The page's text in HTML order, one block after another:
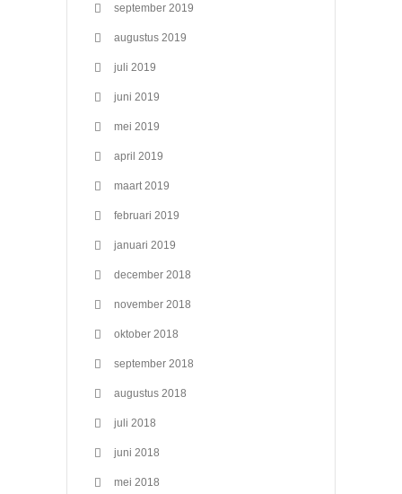
september 2019
augustus 2019
juli 2019
juni 2019
mei 2019
april 2019
maart 2019
februari 2019
januari 2019
december 2018
november 2018
oktober 2018
september 2018
augustus 2018
juli 2018
juni 2018
mei 2018